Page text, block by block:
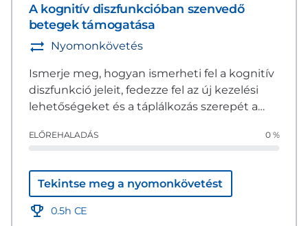
A kognitív diszfunkcióban szenvedő
betegek támogatása
Nyomonkövetés
Ismerje meg, hogyan ismerheti fel a kognitív
diszfunkció jeleit, fedezze fel az új kezelési
lehetőségeket és a táplálkozás szerepét a
ELŐREHALADÁS 0 %
Tekintse meg a nyomonkövetést
0.5h CE